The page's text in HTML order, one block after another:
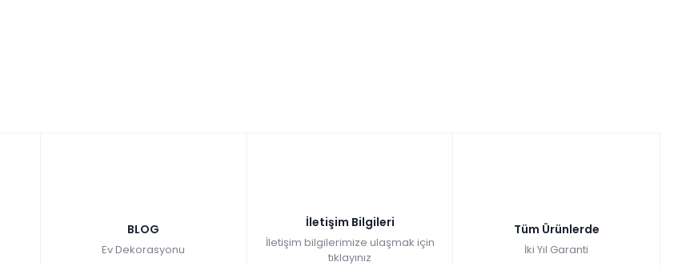
BLOG
Ev Dekorasyonu
İletişim Bilgileri
İletişim bilgilerimize ulaşmak için
tıklayınız
Tüm Ürünlerde
İki Yıl Garanti